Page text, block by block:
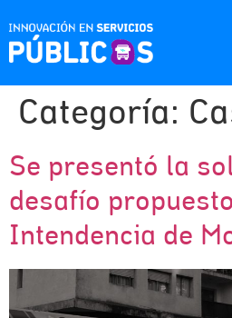
Categoría:
Se presentó la
desafío
Intendencia de